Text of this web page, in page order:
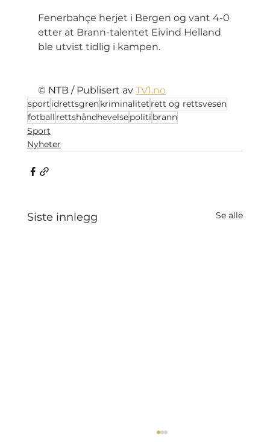
Fenerbahçe herjet i Bergen og vant 4-0
etter at Brann-talentet Eivind Helland
ble utvist tidlig i kampen.
© NTB / Publisert av TV1.no
sport idrettsgrenkriminalitet rett og rettsvesen
fotball rettshåndhevelsepoliti brann
Sport
Nyheter
Siste innlegg Se alle